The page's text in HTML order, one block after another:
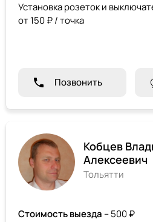
Установка розеток и
от 150 ₽ / точка
Позвонить
Кобцев
Алексеевич
Тольятти
Стоимость выезда – 500 ₽